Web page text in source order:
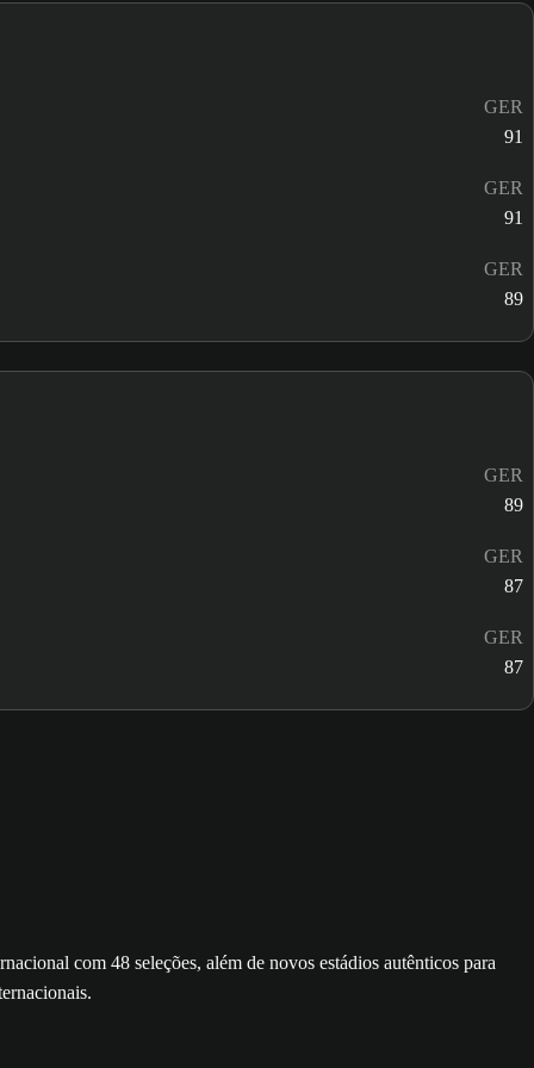
GER
91
GER
91
GER
89
GER
89
GER
87
GER
87
com 48 seleções, além de novos estádios autênticos para